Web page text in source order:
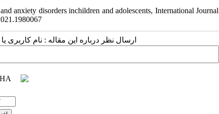
anxiety disorders inchildren and adolescents, International Journal
ارسال نظر درباره این مقاله : نام کاربری